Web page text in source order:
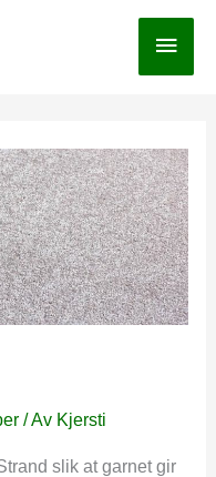
/ Av Kjersti
slik at garnet gir